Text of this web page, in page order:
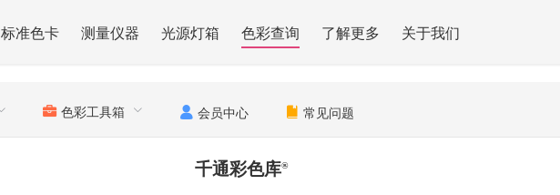
标准色卡 测量仪器 光源灯箱 色彩查询 了解更多 关于我们
色彩工具箱 会员中心 常见问题
千通彩色库®